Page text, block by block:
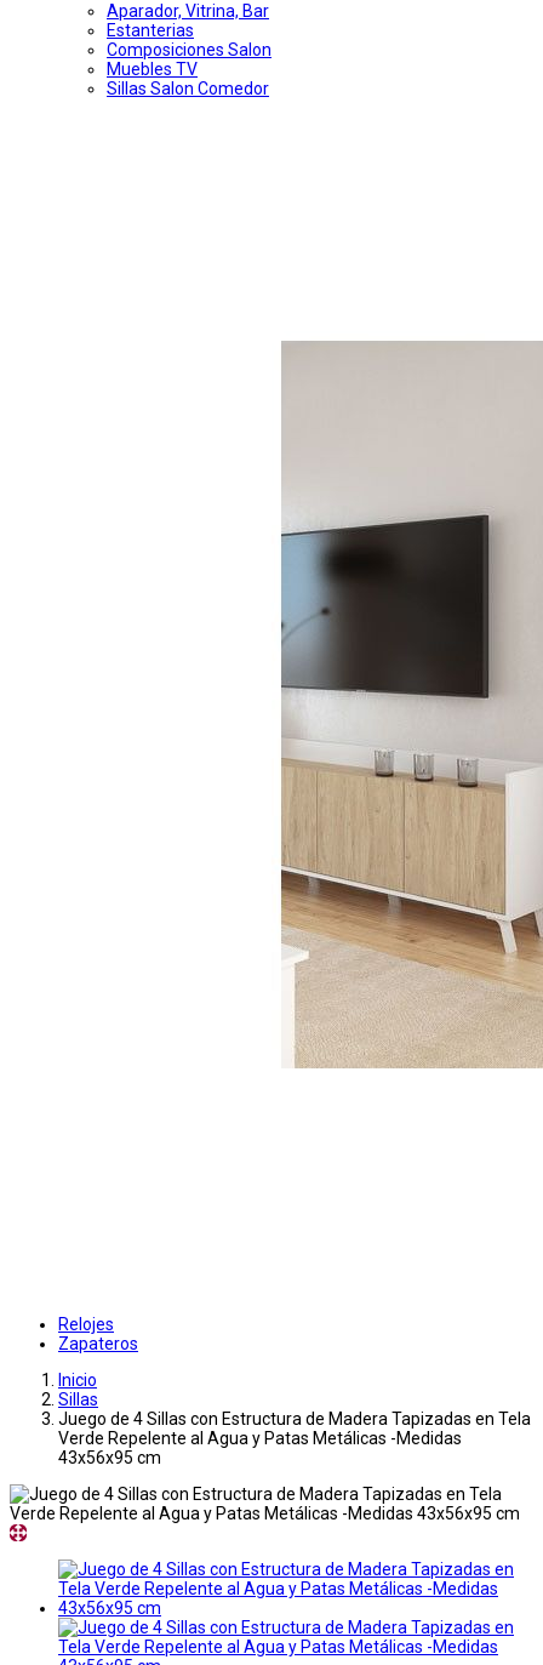
Aparador, Vitrina, Bar
Estanterias
Composiciones Salon
Muebles TV
Sillas Salon Comedor
Relojes
Zapateros
Inicio
Sillas
Juego de 4 Sillas con Estructura de Madera Tapizadas en Tela
Verde Repelente al Agua y Patas Metálicas -Medidas
43x56x95 cm